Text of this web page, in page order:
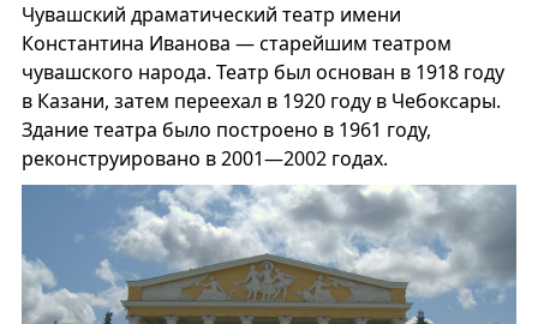
Чувашский драматический театр имени
Константина Иванова — старейшим театром
чувашского народа. Театр был основан в 1918 году
в Казани, затем переехал в 1920 году в Чебоксары.
Здание театра было построено в 1961 году,
реконструировано в 2001—2002 годах.